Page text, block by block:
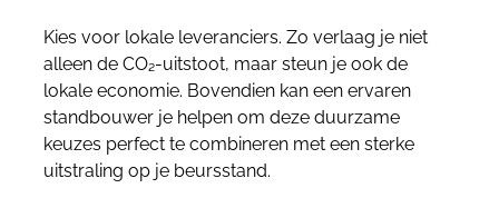
Kies voor lokale leveranciers. Zo verlaag je niet
alleen de CO₂-uitstoot, maar steun je ook de
lokale economie. Bovendien kan een ervaren
standbouwer je helpen om deze duurzame
keuzes perfect te combineren met een sterke
uitstraling op je beursstand.